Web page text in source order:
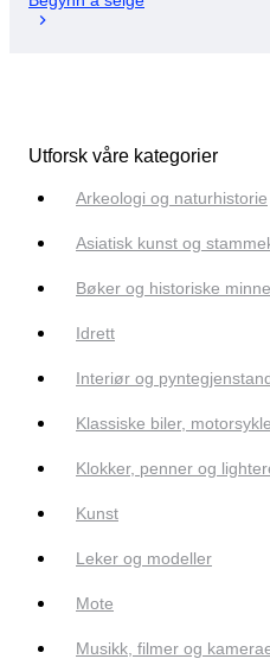
Utforsk våre kategorier
Arkeologi og naturhistorie
Asiatisk kunst og
Bøker og historiske
Idrett
Interiør og
Klassiske biler,
Klokker, penner og
Kunst
Leker og modeller
Mote
Musikk, filmer og